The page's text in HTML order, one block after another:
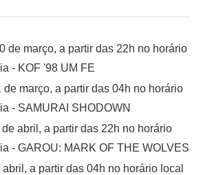
de março, a partir das 22h no horário
- KOF '98 UM FE
de março, a partir das 04h no horário
- SAMURAI SHODOWN
de abril, a partir das 22h no horário
- GAROU: MARK OF THE WOLVES
abril, a partir das 04h no horário local